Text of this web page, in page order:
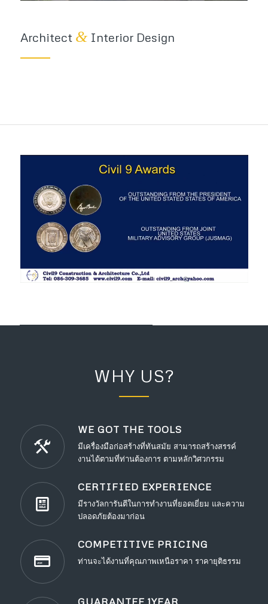
Architect &Interior Design
WHY US?
WE GOT THE TOOLS
มีเครื่องมือก่อสร้างที่ทันสมัย สามารถสร้างสรรค์
งานได้ตามที่ท่านต้องการ ตามหลักวิศวกรรม
CERTIFIED EXPERIENCE
มีรางวัลการันตีในการทำงานที่ยอดเยี่ยม และความ
ปลอดภัยต้องมาก่อน
COMPETITIVE PRICING
ท่านจะได้งานที่คุณภาพเหนือราคา ราคายุติธรรม